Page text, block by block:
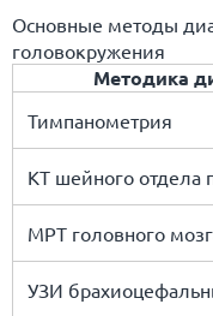
Основные методы
головокружения
Методика
Тимпанометрия
КТ шейного отдела
МРТ головного
УЗИ